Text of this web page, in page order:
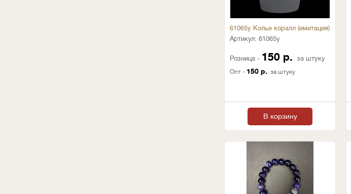
61065у Колье коралл (имитация)
Артикул: 61065у
Розница - 150 р. за штуку
Опт - 150 р. за штуку
В корзину